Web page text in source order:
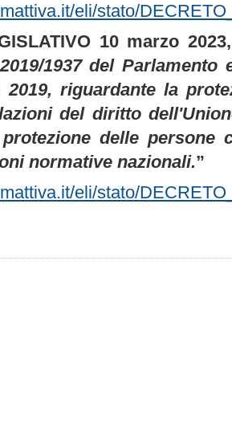
eli/stato/
10 marzo
1937 del Parlamento
riguardante la
del diritto
delle persone
normative nazionali.”
eli/stato/